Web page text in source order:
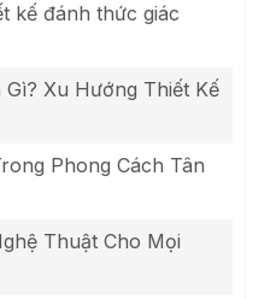
kế đánh thức giác
Gì? Xu Hướng Thiết Kế
Phong Cách Tân
Thuật Cho Mọi